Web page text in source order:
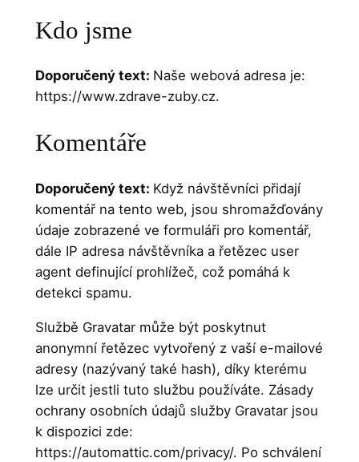
Kdo jsme
Doporučený text: Naše webová adresa je:
https://www.zdrave-zuby.cz.
Komentáře
Doporučený text: Když návštěvníci přidají
komentář na tento web, jsou shromažďovány
údaje zobrazené ve formuláři pro komentář,
dále IP adresa návštěvníka a řetězec user
agent definující prohlížeč, což pomáhá k
detekci spamu.
Službě Gravatar může být poskytnut
anonymní řetězec vytvořený z vaší e-mailové
adresy (nazývaný také hash), díky kterému
lze určit jestli tuto službu používáte. Zásady
ochrany osobních údajů služby Gravatar jsou
k dispozici zde:
https://automattic.com/privacy/. Po schválení